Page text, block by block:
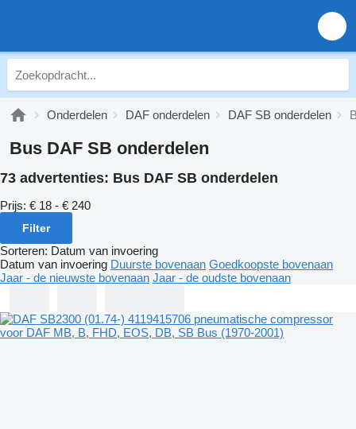
Onderdelen DAF onderdelen DAF SB onderdelen
Bus DAF SB onderdelen
73 advertenties: Bus DAF SB onderdelen
Prijs: € 18 - € 240
Filter
Sorteren: Datum van invoering
Datum van invoering Duurste bovenaan Goedkoopste bovenaan
Jaar - de nieuwste bovenaan Jaar - de oudste bovenaan